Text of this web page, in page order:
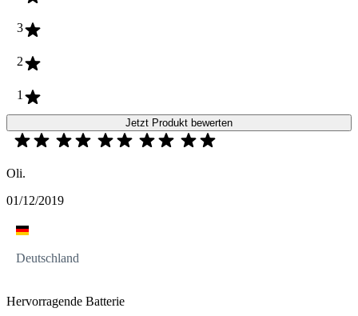
3
2
1
Jetzt Produkt bewerten
Oli.
01/12/2019
Deutschland
Hervorragende Batterie